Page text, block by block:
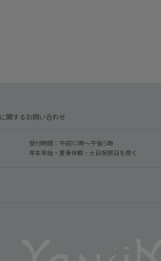
関するお問い合わせ
受付時間：午前10時～午後5時
年末年始・夏季休暇・土日祝祭日を除く